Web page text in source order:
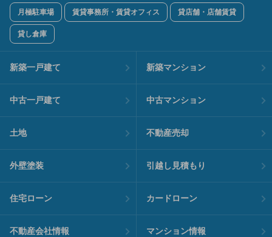
月極駐車場 賃貸事務所・賃貸オフィス 貸店舗・店舗賃貸
貸し倉庫
新築一戸建て 新築マンション
中古一戸建て 中古マンション
土地 不動産売却
外壁塗装 引越し見積もり
住宅ローン カードローン
不動産会社情報 マンション情報